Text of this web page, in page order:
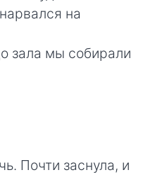
на
зала мы собирали
Почти заснула, и